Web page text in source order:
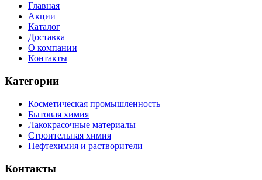
Главная
Акции
Каталог
Доставка
О компании
Контакты
Категории
Косметическая промышленность
Бытовая химия
Лакокрасочные материалы
Строительная химия
Нефтехимия и растворители
Контакты